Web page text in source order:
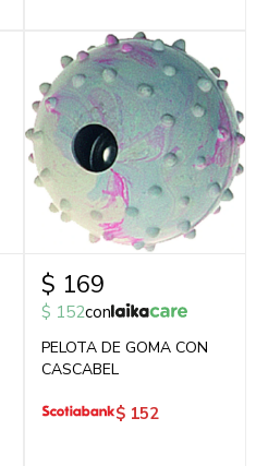
$ 169
$ 152con
PELOTA DE GOMA CON
CASCABEL
$ 152